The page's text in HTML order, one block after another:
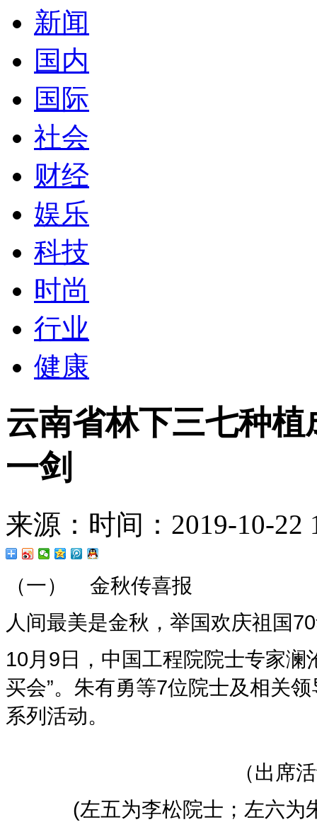
新闻
国内
国际
社会
财经
娱乐
科技
时尚
行业
健康
云南省林下三七种
一剑
来源： 时间：2019-10-22
（一） 金秋传喜报
人间最美是金秋，举国欢庆祖国
10月9日，中国工程院院士专家澜
买会”。朱有勇等7位院士及相关
系列活动。
（出席
(左五为李松院士；左六为